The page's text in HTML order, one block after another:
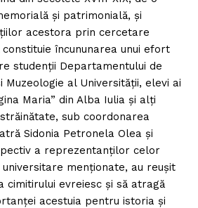
și patrimonială, și
acestora prin cercetare
încununarea unui efort
studenții Departamentului de
Muzeologie al Universității, elevi ai
Maria” din Alba Iulia și alți
sub coordonarea
Sidonia Petronela Olea și
a reprezentanților celor
menționate, au reușit
cimitirului evreiesc și să atragă
acestuia pentru istoria și